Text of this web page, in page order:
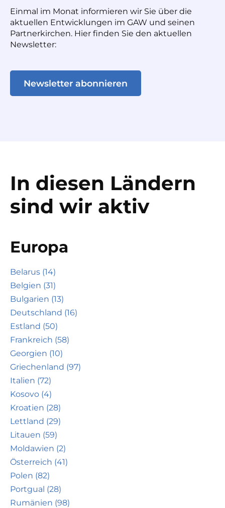
Einmal im Monat informieren wir Sie über die
aktuellen Entwicklungen im GAW und seinen
Partnerkirchen. Hier finden Sie den aktuellen
Newsletter:
Newsletter abonnieren
In diesen Ländern
sind wir aktiv
Europa
Belarus (14)
Belgien (31)
Bulgarien (13)
Deutschland (16)
Estland (50)
Frankreich (58)
Georgien (10)
Griechenland (97)
Italien (72)
Kosovo (4)
Kroatien (28)
Lettland (29)
Litauen (59)
Moldawien (2)
Österreich (41)
Polen (82)
Portgual (28)
Rumänien (98)